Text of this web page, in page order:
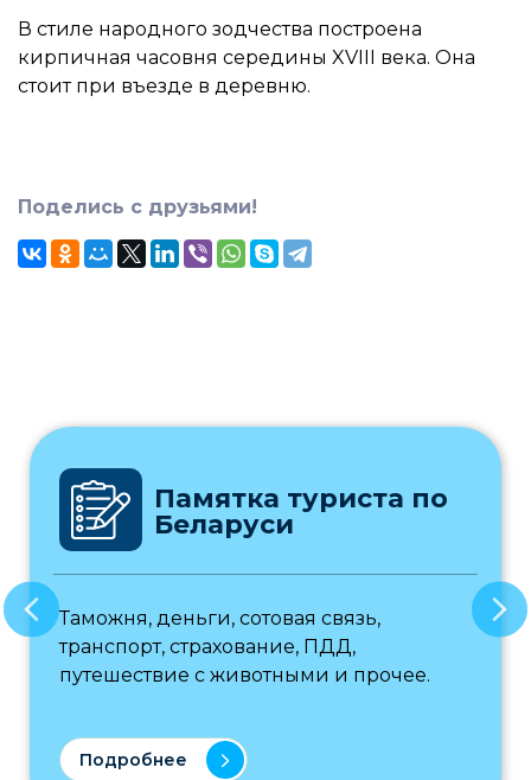
В стиле народного зодчества построена
кирпичная часовня середины XVIII века. Она
стоит при въезде в деревню.
Поделись с друзьями!
Памятка туриста по
Беларуси
Таможня, деньги, сотовая связь,
транспорт, страхование, ПДД,
путешествие с животными и прочее.
Подробнее